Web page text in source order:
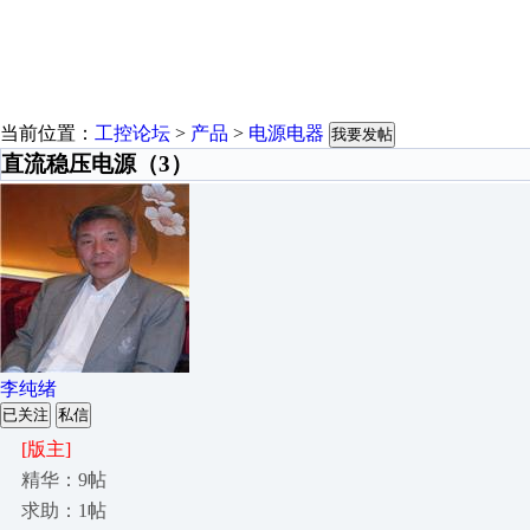
当前位置： 工控论坛 > 产品 > 电源电器 我要发帖
直流稳压电源（3）
李纯绪
已关注 私信
[版主]
精华：9帖
求助：1帖